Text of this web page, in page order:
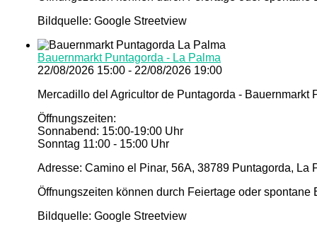
Bildquelle: Google Streetview
Bauernmarkt Puntagorda - La Palma
22/08/2026 15:00 - 22/08/2026 19:00
Mercadillo del Agricultor de Puntagorda - Bauernmarkt
Öffnungszeiten:
Sonnabend: 15:00-19:00 Uhr
Sonntag 11:00 - 15:00 Uhr
Adresse: Camino el Pinar, 56A, 38789 Puntagorda, La
Öffnungszeiten können durch Feiertage oder
Bildquelle: Google Streetview